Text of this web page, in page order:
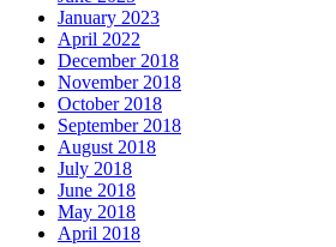
January 2023
April 2022
December 2018
November 2018
October 2018
September 2018
August 2018
July 2018
June 2018
May 2018
April 2018